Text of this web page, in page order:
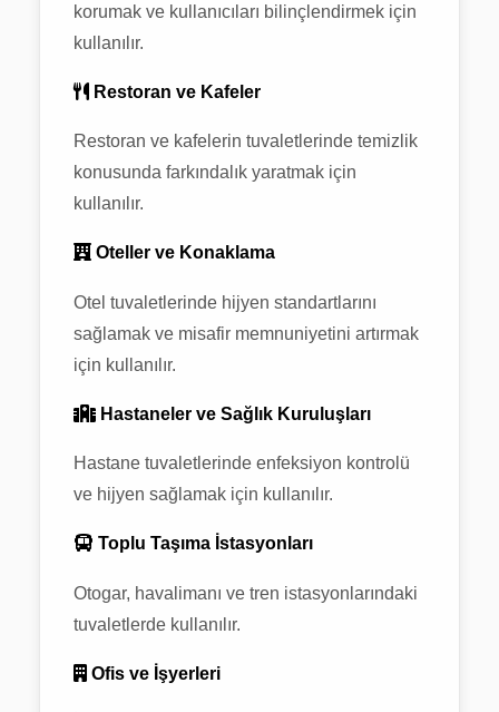
korumak ve kullanıcıları bilinçlendirmek için
kullanılır.
Restoran ve Kafeler
Restoran ve kafelerin tuvaletlerinde temizlik
konusunda farkındalık yaratmak için
kullanılır.
Oteller ve Konaklama
Otel tuvaletlerinde hijyen standartlarını
sağlamak ve misafir memnuniyetini artırmak
için kullanılır.
Hastaneler ve Sağlık Kuruluşları
Hastane tuvaletlerinde enfeksiyon kontrolü
ve hijyen sağlamak için kullanılır.
Toplu Taşıma İstasyonları
Otogar, havalimanı ve tren istasyonlarındaki
tuvaletlerde kullanılır.
Ofis ve İşyerleri